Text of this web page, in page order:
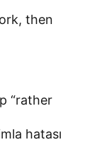
then
“rather
hatası